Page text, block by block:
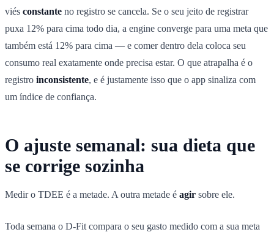
viés constante no registro se cancela. Se o seu jeito de registrar
puxa 12% para cima todo dia, a engine converge para uma meta que
também está 12% para cima — e comer dentro dela coloca seu
consumo real exatamente onde precisa estar. O que atrapalha é o
registro inconsistente, e é justamente isso que o app sinaliza com
um índice de confiança.
O ajuste semanal: sua dieta que
se corrige sozinha
Medir o TDEE é a metade. A outra metade é agir sobre ele.
Toda semana o D-Fit compara o seu gasto medido com a sua meta